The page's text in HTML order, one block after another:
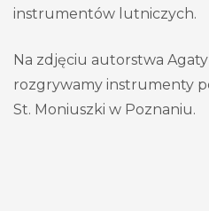
instrumentów lutniczych.
Na zdjęciu autorstwa
rozgrywamy instrumenty
St. Moniuszki w Poznaniu.